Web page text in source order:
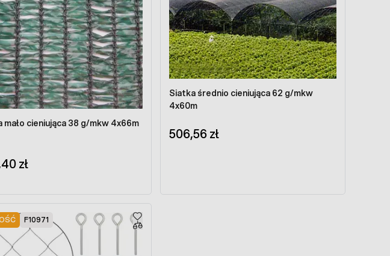
mało cieniująca 38 g/mkw 4x66m
zł
Siatka średnio cieniująca 62 g/mkw
4x60m
506,56 zł
F10971